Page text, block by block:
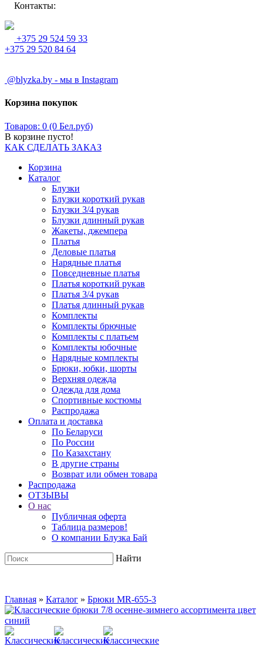
Контакты:
+375 29 524 59 33
+375 29 520 84 64
@blyzka.by - мы в Instagram
Корзина покупок
Товаров: 0 (0 Бел.руб)
В корзине пусто!
КАК СДЕЛАТЬ ЗАКАЗ
Корзина
Каталог
Блузки
Блузки короткий рукав
Блузки 3/4 рукав
Блузки длинный рукав
Жакеты, джемпера
Платья
Деловые платья
Нарядные платья
Повседневные платья
Платья короткий рукав
Платья 3/4 рукав
Платья длинный рукав
Комплекты
Комплекты брючные
Комплекты с платьем
Комплекты юбочные
Нарядные комплекты
Брюки, юбки, шорты
Верхняя одежда
Одежда для дома
Спортивные костюмы
Распродажа
Оплата и доставка
По Беларуси
По России
По Казахстану
В другие страны
Возврат или обмен товара
Распродажа
ОТЗЫВЫ
О нас
Публичная оферта
Таблица размеров!
О компании Блузка Бай
Найти
Главная » Каталог » Брюки MR-655-3